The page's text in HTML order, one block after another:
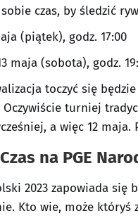
czas, by śledzić
(piątek), godz. 17:00
maja (sobota), godz.
toczyć się
Oczywiście turniej
a więc 12 maja.
na PGE
2023 zapowiada się
Kto wie, może któryś